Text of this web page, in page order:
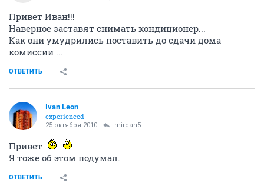
Привет Иван!!!
Наверное заставят снимать кондиционер...
Как они умудрились поставить до сдачи дома
комиссии ...
ОТВЕТИТЬ
Ivаn Lеon
experienced
25 октября 2010 mirdan5
Привет
Я тоже об этом подумал.
ОТВЕТИТЬ